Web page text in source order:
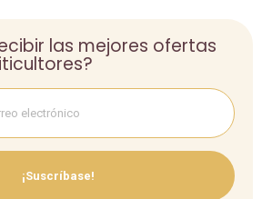
las mejores ofertas
¡Suscríbase!